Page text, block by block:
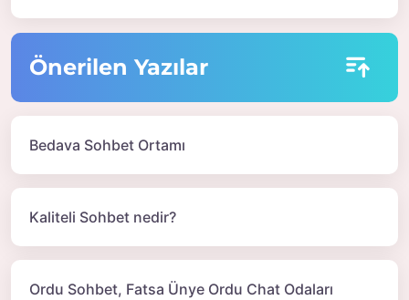
Önerilen Yazılar
Bedava Sohbet Ortamı
Kaliteli Sohbet nedir?
Ordu Sohbet, Fatsa Ünye Ordu Chat Odaları